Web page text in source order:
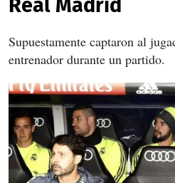
Real Madrid
Supuestamente captaron al
entrenador durante un partido.